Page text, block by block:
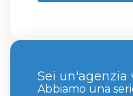
Sei un'agenzia
Abbiamo una